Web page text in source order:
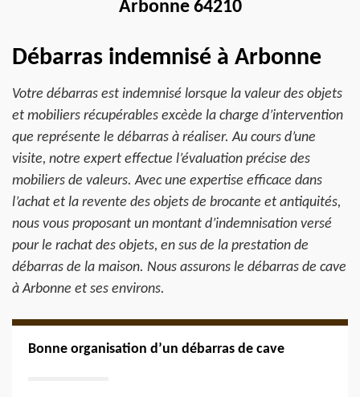
Arbonne 64210
Débarras indemnisé à Arbonne
Votre débarras est indemnisé lorsque la valeur des objets
et mobiliers récupérables excède la charge d’intervention
que représente le débarras à réaliser. Au cours d’une
visite, notre expert effectue l’évaluation précise des
mobiliers de valeurs. Avec une expertise efficace dans
l’achat et la revente des objets de brocante et antiquités,
nous vous proposant un montant d’indemnisation versé
pour le rachat des objets, en sus de la prestation de
débarras de la maison. Nous assurons le débarras de cave
à Arbonne et ses environs.
Bonne organisation d’un débarras de cave